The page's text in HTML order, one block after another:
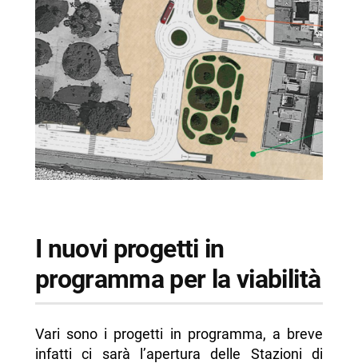
I nuovi progetti in
programma per la viabilità
Vari sono i progetti in programma, a breve
infatti ci sarà l’apertura delle Stazioni di